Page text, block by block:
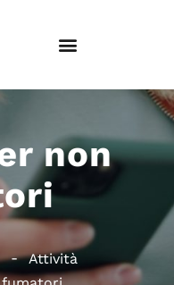
non
Attività